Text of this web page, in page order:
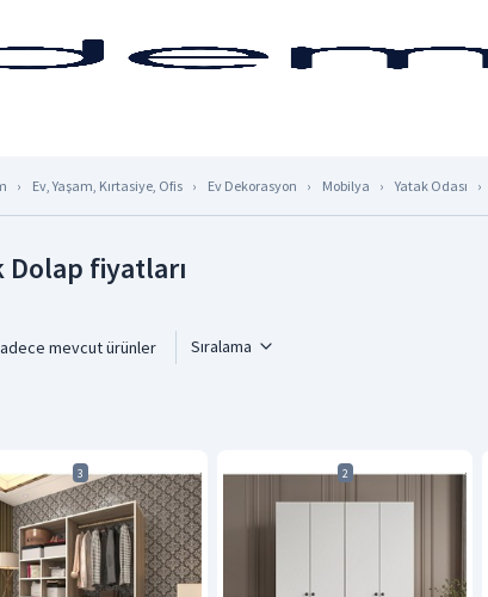
Ev, Yaşam, Kırtasiye, Ofis Ev Dekorasyon Mobilya Yatak Odası
Dolap fiyatları
mevcut ürünler Sıralama
3 2